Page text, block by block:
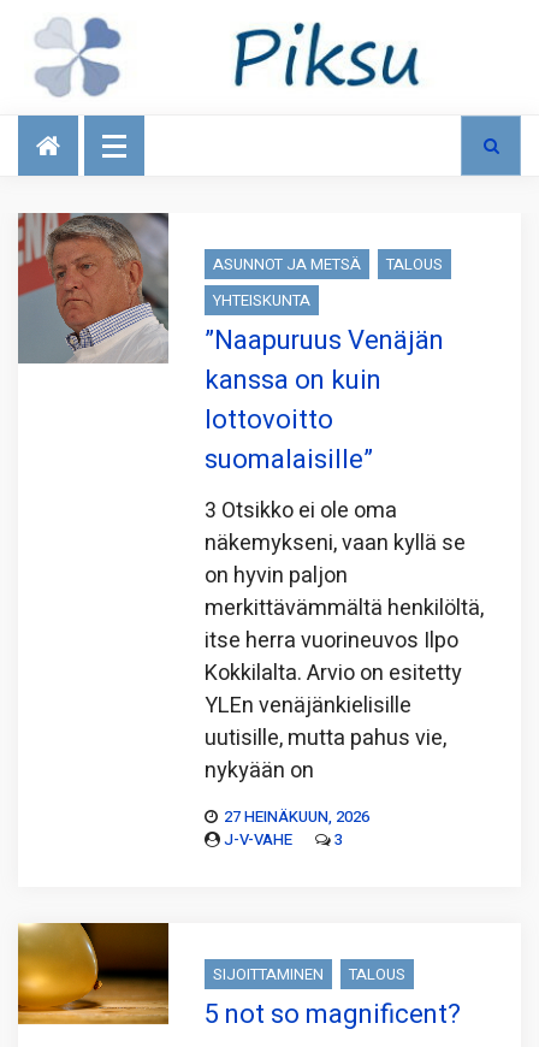
Talous
ASUNNOT JA METSÄ
TALOUS
YHTEISKUNTA
”Naapuruus Venäjän
kanssa on kuin
lottovoitto
suomalaisille”
3 Otsikko ei ole oma
näkemykseni, vaan kyllä se
on hyvin paljon
merkittävämmältä henkilöltä,
itse herra vuorineuvos Ilpo
Kokkilalta. Arvio on esitetty
YLEn venäjänkielisille
uutisille, mutta pahus vie,
nykyään on
27 HEINÄKUUN, 2026
J-V-VAHE
3
SIJOITTAMINEN TALOUS
5 not so magnificent?